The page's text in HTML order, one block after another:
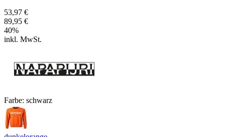
53,97 €
89,95 €
40%
inkl. MwSt.
Farbe: schwarz